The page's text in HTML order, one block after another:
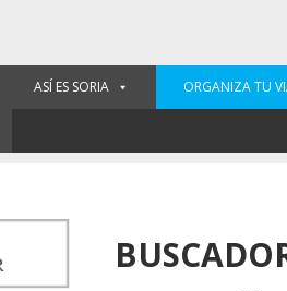
ASÍ ES SORIA ORGANIZA TU